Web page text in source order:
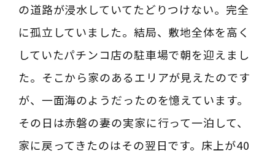
の道路が浸水していてたどりつけない。完全
に孤立していました。結局、敷地全体を高く
していたパチンコ店の駐車場で朝を迎えまし
た。そこから家のあるエリアが見えたのです
が、一面海のようだったのを憶えています。
その日は赤磐の妻の実家に行って一泊して、
家に戻ってきたのはその翌日です。床上が40